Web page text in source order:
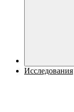
Исследования